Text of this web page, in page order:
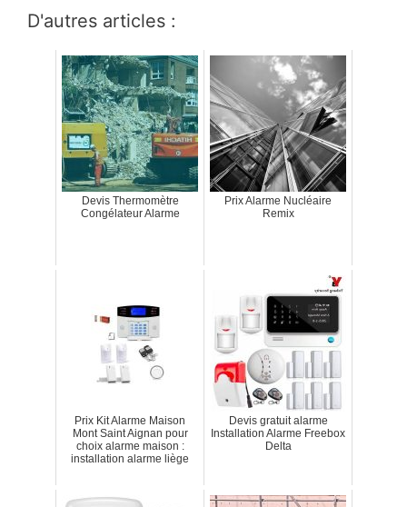
D'autres articles :
Devis Thermomètre
Congélateur Alarme
Prix Alarme Nucléaire
Remix
Prix Kit Alarme Maison
Mont Saint Aignan pour
choix alarme maison :
installation alarme liège
Devis gratuit alarme
Installation Alarme Freebox
Delta